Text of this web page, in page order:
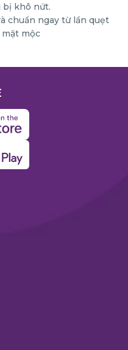
bị khô nứt.
chuẩn ngay từ lần quẹt
mộc